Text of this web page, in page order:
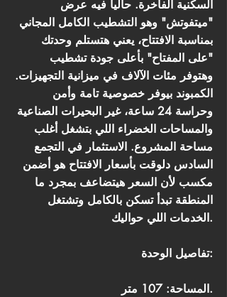
السكنية الفاخرة. حالياً فيه عرض
"ميتفوتش" وهو التشطيب الكامل المجاني
بمناسبة الافتتاح، يعني هتستلم وحدتك
"على المفتاح" بأعلى جودة تشطيب
وهتوفر مئات الآلاف في ميزانية التجهيزات.
الكمبوند بيوفر خصوصية تامة وأمن
وحراسة 24 ساعة، غير البحيرات الصناعية
والمساحات الخضراء اللي بتشغل أغلب
مساحة المشروع. الاستثمار في التجمع
السادس دلوقت بأسعار الافتتاح هو أضمن
مكسب لأن السعر هيتضاعف بمجرد ما
المنطقة تبدأ تسكن بالكامل وتشتغل
الخدمات اللي حواليك.
تفاصيل الوحدة:
المساحة: 107 متر.